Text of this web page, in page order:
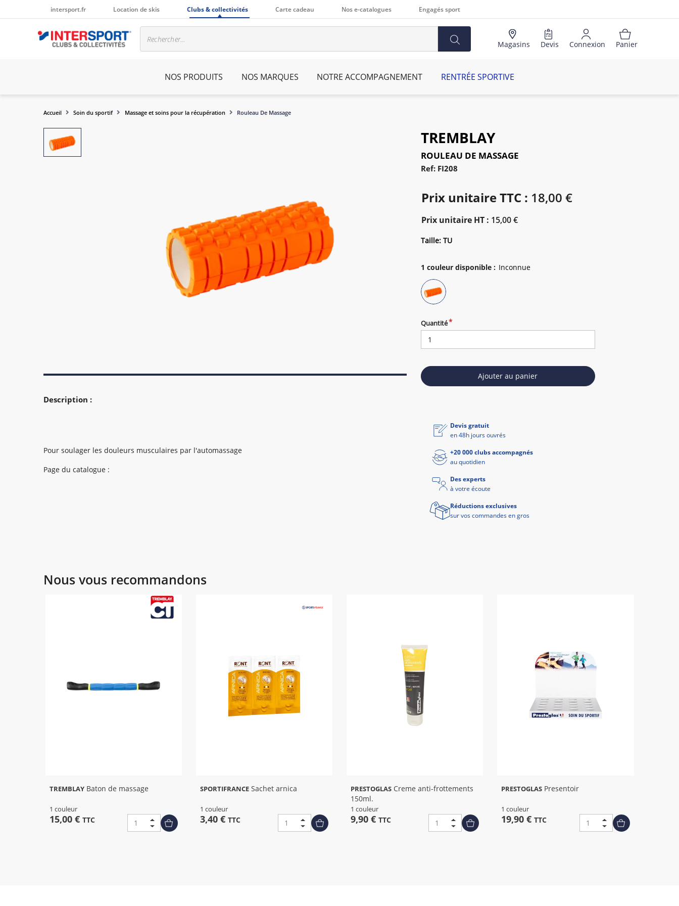
intersport.fr Location de skis Clubs & collectivités Carte cadeau Nos e-catalogues Engagés sport
Magasins Devis Connexion Panier
NOS PRODUITS NOS MARQUES NOTRE ACCOMPAGNEMENT RENTRÉE SPORTIVE
Accueil Soin du sportif Massage et soins pour la récupération Rouleau De Massage
TREMBLAY
ROULEAU DE MASSAGE
Ref: FI208
Prix unitaire TTC : 18,00 €
Prix unitaire HT : 15,00 €
Taille: TU
1 couleur disponible:
Quantité
Ajouter au panier
Description :
Pour soulager les douleurs musculaires par l'automassage
Page du catalogue :
Devis gratuit
en 48h jours ouvrés
+20 000 clubs accompagnés
au quotidien
Des experts
à votre écoute
Réductions exclusives
sur vos commandes en gros
Nous vous recommandons
TREMBLAY Baton de massage
1 couleur
15,00 € TTC
SPORTIFRANCE Sachet arnica
1 couleur
3,40 € TTC
PRESTOGLAS
150ml.
1 couleur
9,90 € TTC
PRESTOGLAS Presentoir
1 couleur
19,90 €TTC